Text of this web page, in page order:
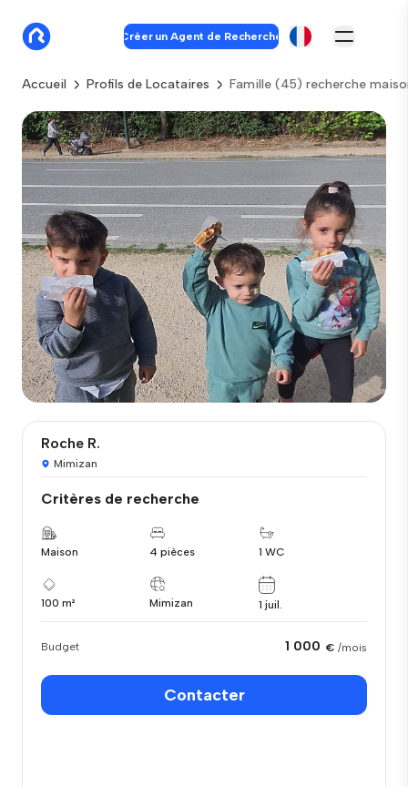
Créer un Agent de Recherche
Accueil Profils de Locataires Famille (45) recherche
Roche R.
Mimizan
Critères de recherche
Maison 4 pièces 1 WC
100 m² Mimizan 1 juil.
Budget 1 000 € /mois
Contacter